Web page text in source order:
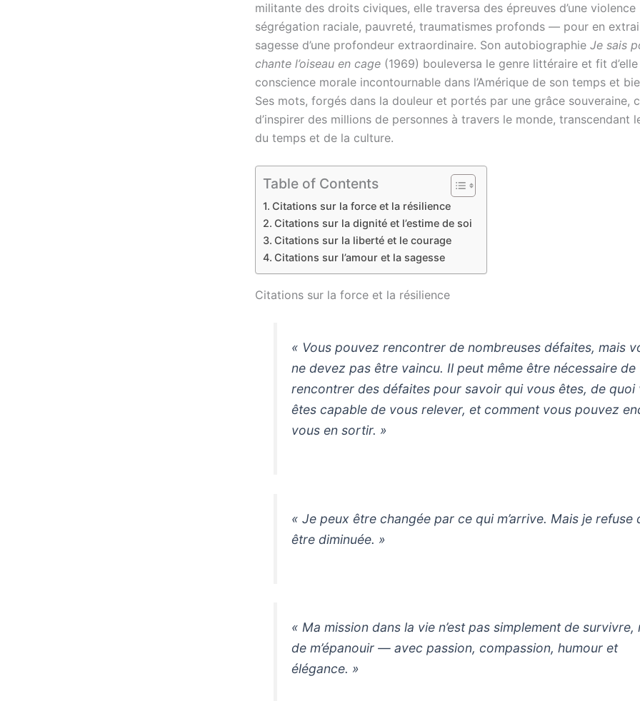
militante des droits civiques, elle traversa des épreuves d’une
ségrégation raciale, pauvreté, traumatismes profonds — pour en
sagesse d’une profondeur extraordinaire. Son autobiographie Je sais
chante l’oiseau en cage (1969) bouleversa le genre littéraire et fit d’elle
conscience morale incontournable dans l’Amérique de son temps et
Ses mots, forgés dans la douleur et portés par une grâce souveraine,
d’inspirer des millions de personnes à travers le monde, transcendant
du temps et de la culture.
Table of Contents
Citations sur la force et la résilience
Citations sur la dignité et l’estime de soi
Citations sur la liberté et le courage
Citations sur l’amour et la sagesse
Citations sur la force et la résilience
« Vous pouvez rencontrer de nombreuses défaites, mais
ne devez pas être vaincu. Il peut même être nécessaire de
rencontrer des défaites pour savoir qui vous êtes, de quoi
êtes capable de vous relever, et comment vous pouvez
vous en sortir. »
« Je peux être changée par ce qui m’arrive. Mais je refuse
être diminuée. »
« Ma mission dans la vie n’est pas simplement de survivre,
de m’épanouir — avec passion, compassion, humour et
élégance. »